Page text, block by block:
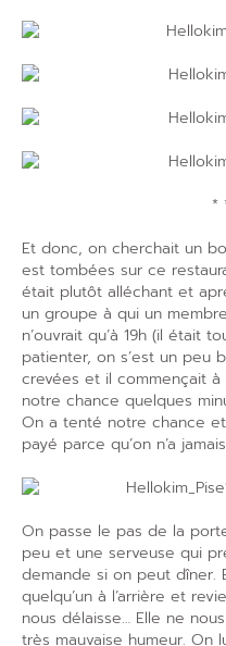
*
Et donc, on cherchait un
est tombées sur ce
était plutôt alléchant et
un groupe à qui un
n’ouvrait qu’à 19h (il était
patienter, on s’est un peu
crevées et il commençait
notre chance quelques
On a tenté notre chance
payé parce qu’on n’a
On passe le pas de la
peu et une serveuse qui
demande si on peut dîner.
quelqu’un à l’arrière et
nous délaisse… Elle ne
très mauvaise humeur. On